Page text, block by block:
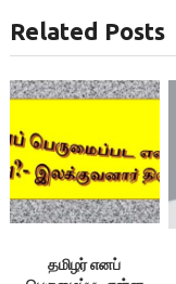
Related Posts
தமிழர் எனப்